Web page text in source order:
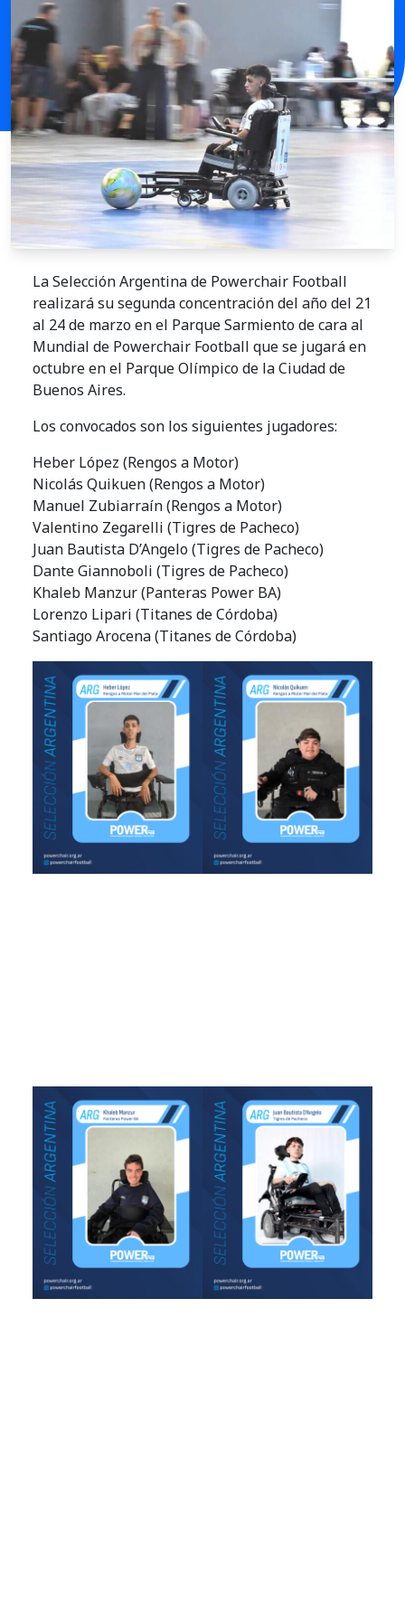
La Selección Argentina de Powerchair Football
realizará su segunda concentración del año del 21
al 24 de marzo en el Parque Sarmiento de cara al
Mundial de Powerchair Football que se jugará en
octubre en el Parque Olímpico de la Ciudad de
Buenos Aires.
Los convocados son los siguientes jugadores:
Heber López (Rengos a Motor)
Nicolás Quikuen (Rengos a Motor)
Manuel Zubiarraín (Rengos a Motor)
Valentino Zegarelli (Tigres de Pacheco)
Juan Bautista D’Angelo (Tigres de Pacheco)
Dante Giannoboli (Tigres de Pacheco)
Khaleb Manzur (Panteras Power BA)
Lorenzo Lipari (Titanes de Córdoba)
Santiago Arocena (Titanes de Córdoba)